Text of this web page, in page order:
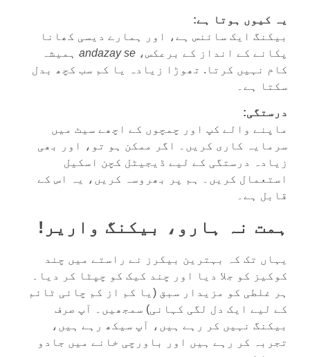
یہ کیوں ہوتا ہے:
بیکنگ ایک سائنس ہے، اور ہمارے دیسی کھانا
پکانے کے انداز کے برعکس، andazay se ہمیشہ
کام نہیں کرتا. تھوڑا زیادہ یا کم سب کچھ بدل
سکتا ہے۔
درستگی:
ماپنے والے کپ اور چمچوں کے اچھے سیٹ میں
سرمایہ کاری کریں۔ اگر ممکن ہو تو، اور بھی
زیادہ درستگی کے لیے ڈیجیٹل کچن اسکیل
استعمال کریں۔ ہم پر بھروسہ کریں، یہ اس کے
قابل ہے۔
ہمت نہ ہارو، بیکنگ واریر!
یہاں تک کہ بہترین بیکرز نے راستے میں چند
کوکیز کو جلا دیا اور چند کیک کو چپٹا کر دیا۔
ہر غلطی کو مزیدار سبق (یا کم از کم چائی ٹائم
کے لیے ایک دل لگی کہانی) سمجھیں۔ آپ صرف
بیکنگ نہیں کر رہے ہیں، آپ سیکھ رہے ہیں،
تجربہ کر رہے ہیں اور باورچی خانے میں جادو